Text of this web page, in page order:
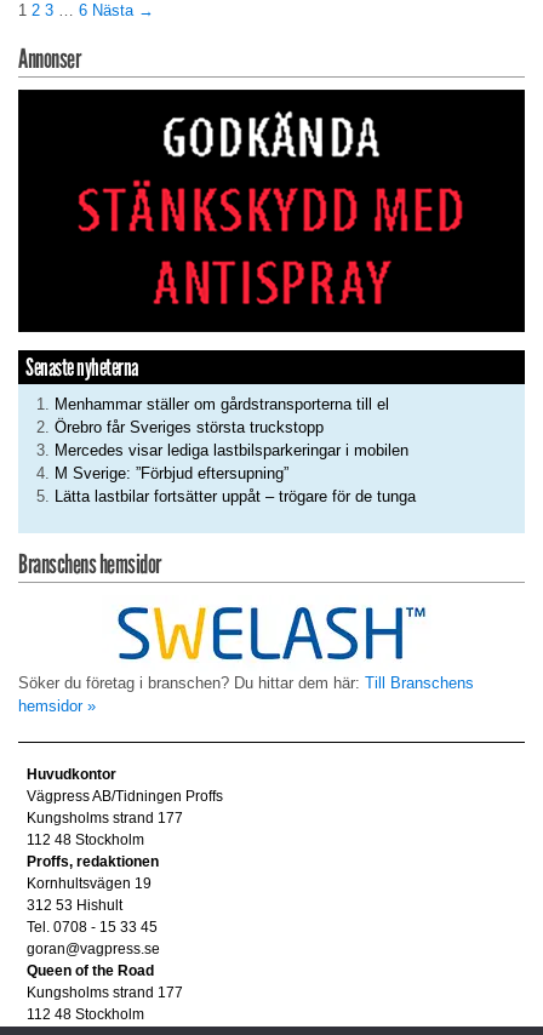
1 2 3 … 6 Nästa →
Annonser
Senaste nyheterna
Menhammar ställer om gårdstransporterna till el
Örebro får Sveriges största truckstopp
Mercedes visar lediga lastbilsparkeringar i mobilen
M Sverige: ”Förbjud eftersupning”
Lätta lastbilar fortsätter uppåt – trögare för de tunga
Branschens hemsidor
Söker du företag i branschen? Du hittar dem här: Till Branschens
hemsidor »
Huvudkontor
Vägpress AB/Tidningen Proffs
Kungsholms strand 177
112 48 Stockholm
Proffs, redaktionen
Kornhultsvägen 19
312 53 Hishult
Tel. 0708 - 15 33 45
goran@vagpress.se
Queen of the Road
Kungsholms strand 177
112 48 Stockholm